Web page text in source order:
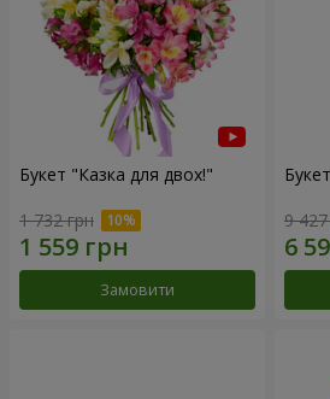
Букет "Казка для двох!"
1 732 грн
Замовити
9